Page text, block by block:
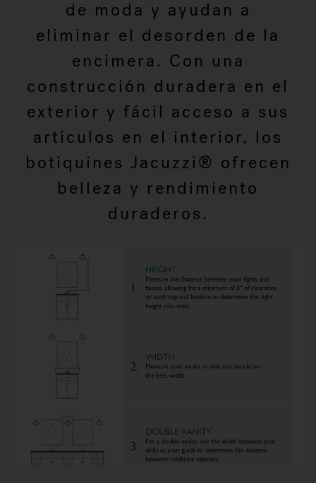
de moda y ayudan a
eliminar el desorden de la
encimera. Con una
construcción duradera en el
exterior y fácil acceso a sus
artículos en el interior, los
botiquines Jacuzzi® ofrecen
belleza y rendimiento
duraderos.